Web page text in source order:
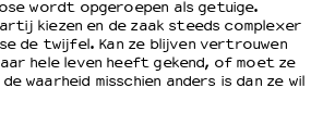
vrijheid – VNPF
wordt opgeroepen als getuige.
kiezen en de zaak steeds complexer
de twijfel. Kan ze blijven vertrouwen
hele leven heeft gekend, of moet ze
waarheid misschien anders is dan ze wil